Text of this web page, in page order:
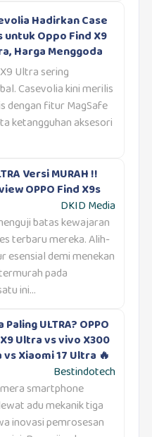
Hadirkan Case
untuk Oppo Find X9
Harga Menggoda
Ultra sering
Casevolia kini merilis
dengan fitur MagSafe
ketangguhan aksesori
Versi MURAH !!
OPPO Find X9s
DKID Media
batas kewajaran
terbaru mereka. Alih-
esensial demi menekan
pada
ini...
Paling ULTRA? OPPO
Ultra vs vivo X300
Xiaomi 17 Ultra 🔥
Bestindotech
smartphone
adu mekanik tiga
inovasi pemrosesan